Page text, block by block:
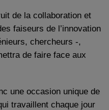
de la collaboration et
faiseurs de l’innovation
chercheurs -,
de faire face aux
une occasion unique de
travaillent chaque jour